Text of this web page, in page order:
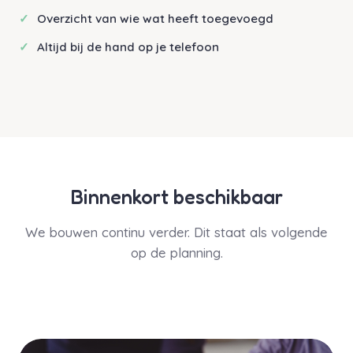
Overzicht van wie wat heeft toegevoegd
Altijd bij de hand op je telefoon
Binnenkort beschikbaar
We bouwen continu verder. Dit staat als volgende
op de planning.